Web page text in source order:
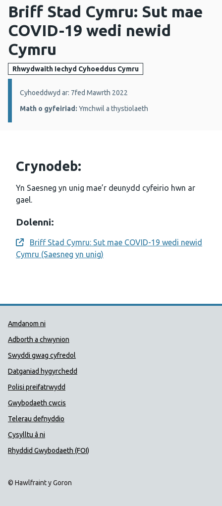
Briff Stad Cymru: Sut mae
COVID-19 wedi newid
Cymru
Rhwydwaith Iechyd Cyhoeddus Cymru
Manylion:
Cyhoeddwyd ar: 7fed Mawrth 2022
Math o gyfeiriad: Ymchwil a thystiolaeth
Crynodeb:
Yn Saesneg yn unig mae’r deunydd cyfeirio hwn ar
gael.
Dolenni:
Opens a new window
Briff Stad Cymru: Sut mae COVID-19 wedi newid
Cymru (Saesneg yn unig)
Dolenni Cymorth Iechyd
Amdanom ni
Adborth a chwynion
Swyddi gwag cyfredol
Datganiad hygyrchedd
Polisi preifatrwydd
Gwybodaeth cwcis
Telerau defnyddio
Cysylltu â ni
Rhyddid Gwybodaeth (FOI)
© Hawlfraint y Goron